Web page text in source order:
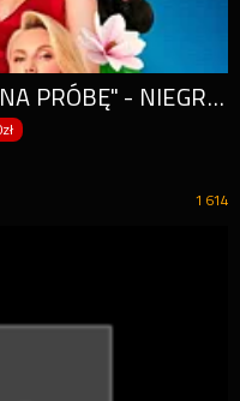
"TRÓJKĄCIK, CZYLI TRZECH NA PRÓBĘ" - NIEGRZECZNA GRA ZMYSŁÓW
1 614